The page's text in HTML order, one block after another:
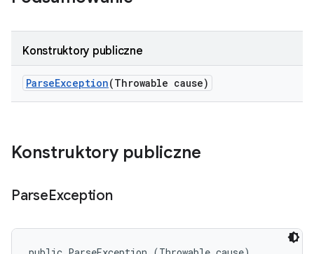
Konstruktory publiczne
ParseException(Throwable cause)
Konstruktory publiczne
ParseException